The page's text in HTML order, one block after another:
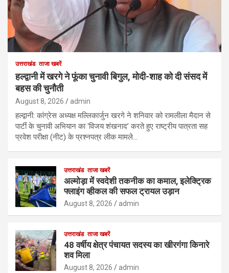
उत्तराखंड ताजा खबरें
हल्द्वानी में खरगे ने फूंका चुनावी बिगुल, मोदी-शाह को दी संसद में
बहस की चुनौती
August 8, 2026 admin
हल्द्वानी: कांग्रेस अध्यक्ष मल्लिकार्जुन खरगे ने शनिवार को रामलीला मैदान से
पार्टी के चुनावी अभियान का ‘विजय शंखनाद’ करते हुए राष्ट्रीय पात्रता सह
प्रवेश परीक्षा (नीट) के प्रश्नपत्र लीक मामले…
उत्तराखंड ताजा खबरें
अल्मोड़ा में स्वदेशी तकनीक का कमाल, इलेक्ट्रिक
फ्लाइंग व्हीकल की सफल ट्रायल उड़ान
August 8, 2026 admin
उत्तराखंड ताजा खबरें
48 वर्षीय क्षेत्र पंचायत सदस्य का खीरगंगा किनारे
शव मिला
August 8, 2026 admin